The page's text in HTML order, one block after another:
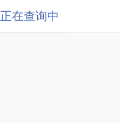
正在查询中